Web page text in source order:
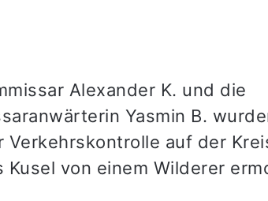
Alexander K. und die
Yasmin B.
Verkehrskontrolle auf der
Kusel von einem Wilderer